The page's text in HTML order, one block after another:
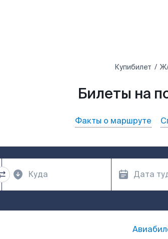
Купибилет
Билеты на
Факты о маршруте